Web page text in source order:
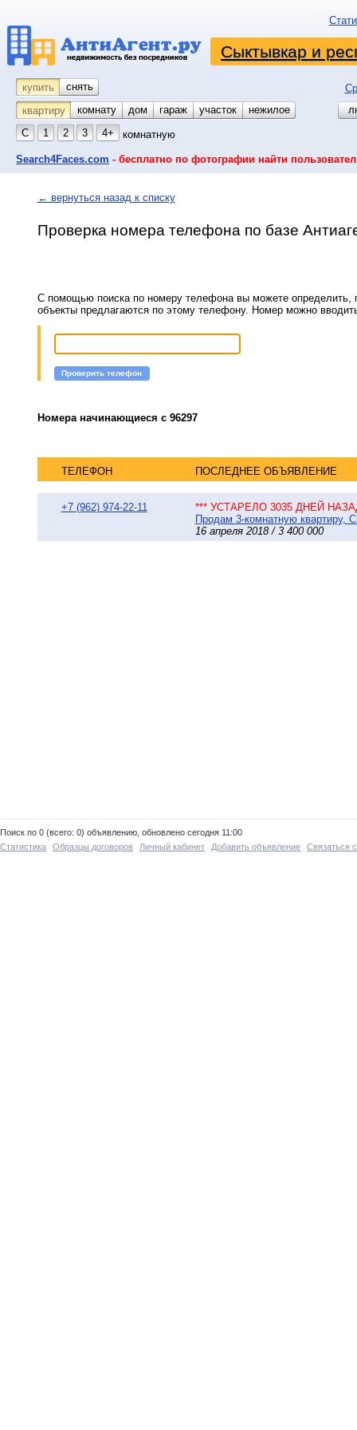
Сыктывкар и
купить снять
квартиру
комнату койко-место
дом гараж участок
нежилое
С
1 2 3 4+ комнатную
Search4Faces.com - бесплатно по фотографии найти
← вернуться назад к списку
Проверка номера телефона по базе
С помощью поиска по номеру телефона вы можете определить,
объекты предлагаются по этому телефону. Номер можно
Проверить телефон
Номера начинающиеся с 96297
ТЕЛЕФОН ПОСЛЕДНЕЕ ОБЪЯВЛЕНИЕ
+7 (962) 974-22-11
*** УСТАРЕЛО 3035 ДНЕЙ
Продам 3-комнатную квартиру,
16 апреля 2018 / 3 400 000
Поиск по 0 (всего: 0) объявлению, обновлено сегодня 11:00
Статистика
Образцы договоров Личный кабинет Добавить объявление Связаться